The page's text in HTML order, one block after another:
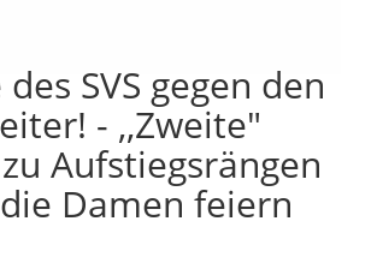
SVS gegen den
- ,,Zweite"
Aufstiegsrängen
Damen feiern